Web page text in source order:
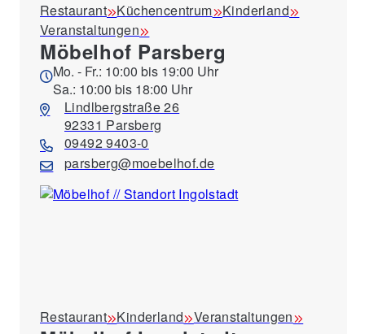
Restaurant Küchencentrum
Kinderland
Veranstaltungen
Möbelhof Parsberg
Mo. - Fr.: 10:00 bis 19:00 Uhr
Sa.: 10:00 bis 18:00 Uhr
Lindlbergstraße 26
92331 Parsberg
09492 9403-0
parsberg@moebelhof.de
Restaurant Kinderland Veranstaltungen